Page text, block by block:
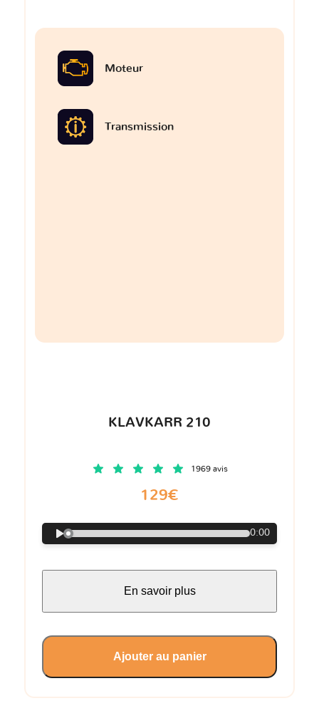
Moteur
Transmission
KLAVKARR 210
1969 avis
129€
0:00
En savoir plus
Ajouter au panier